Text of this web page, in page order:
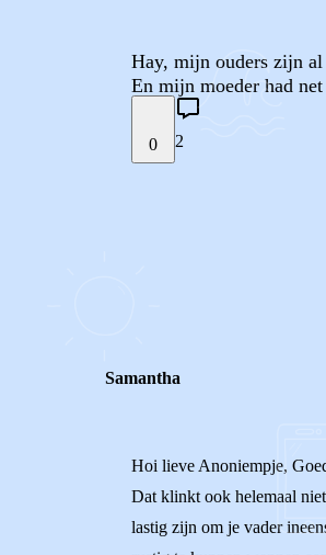
Hay, mijn ouders zijn
En mijn moeder had
0 2
Samantha
Hoi lieve Anoniempje,
Dat klinkt ook helemaal
lastig zijn om je vader